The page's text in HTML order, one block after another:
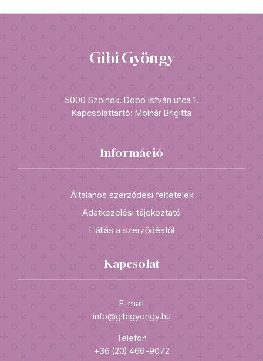
Gibi Gyöngy
5000 Szolnok, Dobó István utca 1.
Kapcsolattartó: Molnár Brigitta
Információ
Általános szerződési feltételek
Adatkezelési tájékoztató
Elállás a szerződéstől
Kapcsolat
E-mail
info@gibigyongy.hu
Telefon
+36 (20) 466-9072